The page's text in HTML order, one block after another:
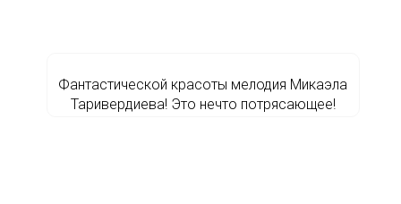
Фантастической красоты мелодия Микаэла
Таривердиева! Это нечто потрясающее!